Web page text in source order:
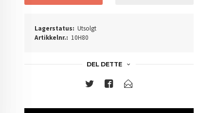
Lagerstatus: Utsolgt
Artikkelnr.: 10H80
DEL DETTE